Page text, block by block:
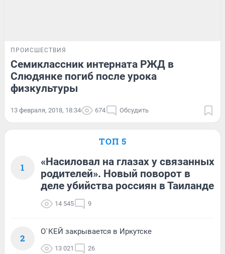
ПРОИСШЕСТВИЯ
Семиклассник интерната РЖД в
Слюдянке погиб после урока
физкультуры
13 февраля, 2018, 18:34 674 Обсудить
ТОП 5
1
«Насиловал на глазах у связанных
родителей». Новый поворот в
деле убийства россиян в Таиланде
14 545 9
2
О`КЕЙ закрывается в Иркутске
13 021 26